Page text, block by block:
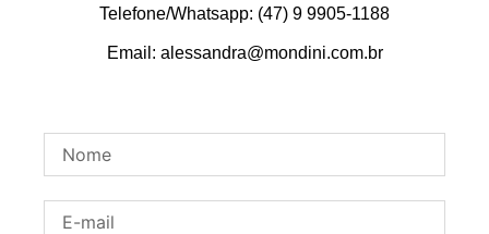
Telefone/Whatsapp: (47) 9 9905-1188
Email: alessandra@mondini.com.br